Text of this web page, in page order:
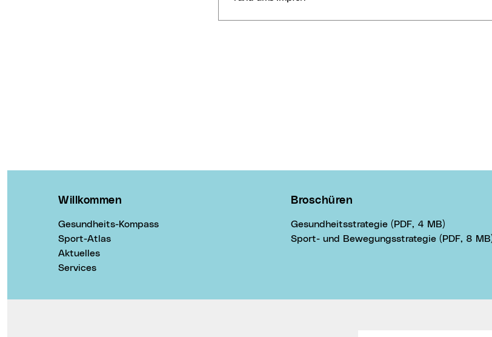
Willkommen
Gesundheits-Kompass
Sport-Atlas
Aktuelles
Services
Broschüren
Gesundheitsstrategie (PDF, 4 MB)
Sport- und Bewegungsstrategie (PDF, 8